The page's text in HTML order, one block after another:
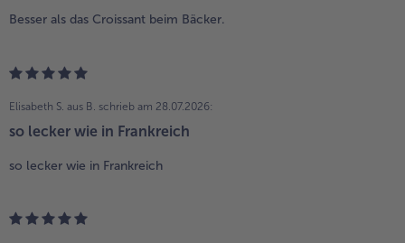
Besser als das Croissant beim Bäcker.
Elisabeth S. aus B. schrieb am 28.07.2026:
so lecker wie in Frankreich
so lecker wie in Frankreich